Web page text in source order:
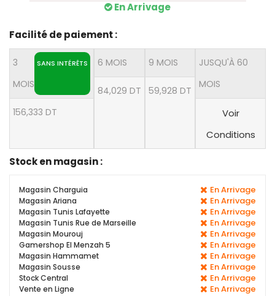
En Arrivage
Facilité de paiement :
3
MOIS
SANS INTÉRÊTS
156,333 DT
6 MOIS
84,029 DT
9 MOIS
59,928 DT
JUSQU'À 60
MOIS
Voir
Conditions
Stock en magasin :
Magasin Charguia En Arrivage
Magasin Ariana En Arrivage
Magasin Tunis Lafayette En Arrivage
Magasin Tunis Rue de Marseille En Arrivage
Magasin Mourouj En Arrivage
Gamershop El Menzah 5 En Arrivage
Magasin Hammamet En Arrivage
Magasin Sousse En Arrivage
Stock Central En Arrivage
Vente en Ligne En Arrivage